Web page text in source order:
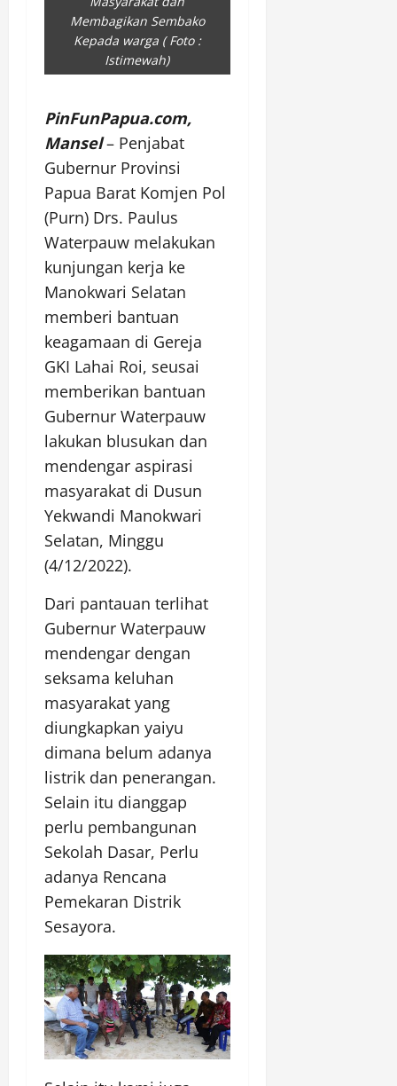
Membagikan Sembako
Kepada warga ( Foto :
Istimewah)
PinFunPapua.com,
Mansel– Penjabat
Gubernur Provinsi
Papua Barat Komjen Pol
(Purn) Drs. Paulus
Waterpauw melakukan
kunjungan kerja ke
Manokwari Selatan
memberi bantuan
keagamaan di Gereja
GKI Lahai Roi, seusai
memberikan bantuan
Gubernur Waterpauw
lakukan blusukan dan
mendengar aspirasi
masyarakat di Dusun
Yekwandi Manokwari
Selatan, Minggu
(4/12/2022).
Dari pantauan terlihat
Gubernur Waterpauw
mendengar dengan
seksama keluhan
masyarakat yang
diungkapkan yaiyu
dimana belum adanya
listrik dan penerangan.
Selain itu dianggap
perlu pembangunan
Sekolah Dasar, Perlu
adanya Rencana
Pemekaran Distrik
Sesayora.